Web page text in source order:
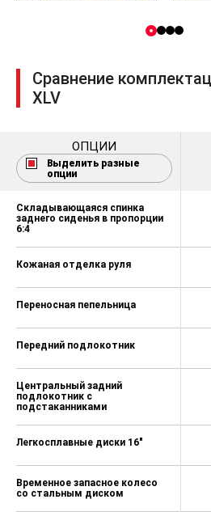
Сравнение
XLV
ОПЦИИ
Выделить разные
опции
Складывающаяся спинка
заднего сиденья в пропорции
6:4
Кожаная отделка руля
Переносная пепельница
Передний подлокотник
Центральный задний
подлокотник с
подстаканниками
Легкосплавные диски 16"
Временное запасное колесо
со стальным диском